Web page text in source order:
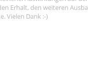
Erhalt, den weiteren
Vielen Dank :-)